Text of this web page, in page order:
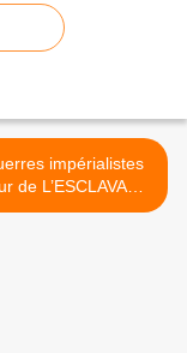
impérialistes
de L’ESCLAVAGE
pas faire ! [UD